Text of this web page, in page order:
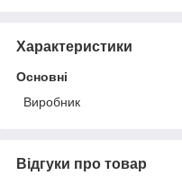
Характеристики
Основні
Виробник
Відгуки про товар